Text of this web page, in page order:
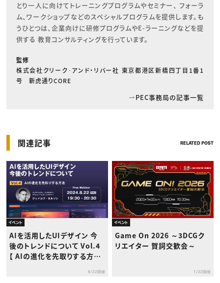
とり一人に向けてトレーニングプログラムやセミナー、 フォーラ
ム、ワークショップなどのスペシャルプログラムを提供します。も
うひとつは、企業向けに研修プログラムやE-ラーニングなどを提
供する 教育コンサルティングを行っています。
監修
株式会社クリーク･アンド・リバー社 東京都港区新橋四丁目1番1
号 新虎通りCORE
PEC事務局の記事一覧
関連記事 RELATED POST
イベント
AIを活用したUIデザイン 今
後のトレンドについて Vol.4
【 AIの進化を先取りする方
8/22開催
イベント
Game On 2026 ～3DCGク
リエイター 賀詞交歓会～
1/22開催